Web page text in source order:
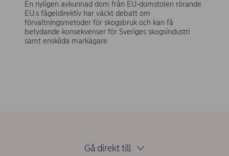
En nyligen avkunnad dom från EU-domstolen rörande
EU:s fågeldirektiv har väckt debatt om
förvaltningsmetoder för skogsbruk och kan få
betydande konsekvenser för Sveriges skogsindustri
samt enskilda markägare.
Gå direkt till